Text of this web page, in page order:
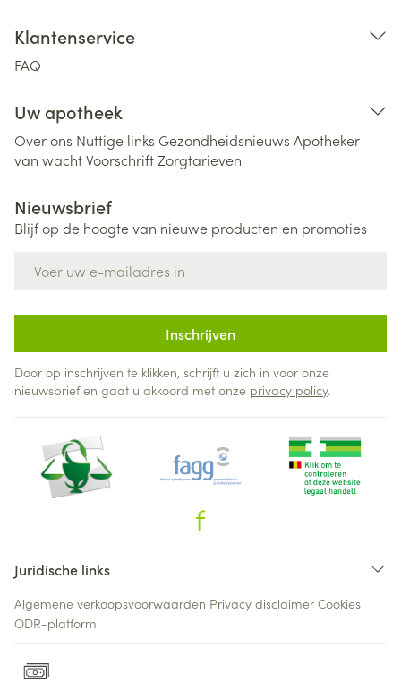
Klantenservice
FAQ
Uw apotheek
Over ons Nuttige links Gezondheidsnieuws Apotheker
van wachtVoorschriftZorgtarieven
Nieuwsbrief
Blijf op de hoogte van nieuwe producten en promoties
Inschrijven
Door op inschrijven te klikken, schrijft u zich in voor onze
nieuwsbrief en gaat u akkoord met onze privacy policy.
Juridische links
Algemene verkoopsvoorwaarden Privacy disclaimer Cookies
ODR-platform